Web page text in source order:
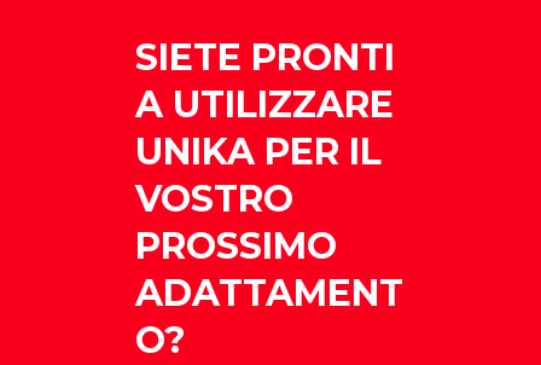
SIETE PRONTI
A UTILIZZARE
UNIKA PER IL
VOSTRO
PROSSIMO
ADATTAMENT
O?